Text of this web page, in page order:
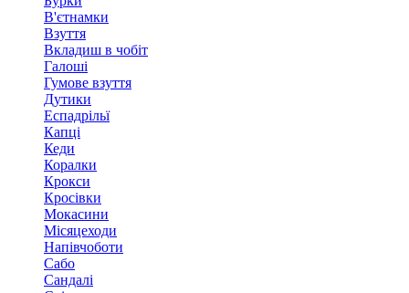
В'єтнамки
Взуття
Вкладиш в чобіт
Галоші
Гумове взуття
Дутики
Еспадрільї
Капці
Кеди
Коралки
Крокси
Кросівки
Мокасини
Місяцеходи
Напівчоботи
Сабо
Сандалі